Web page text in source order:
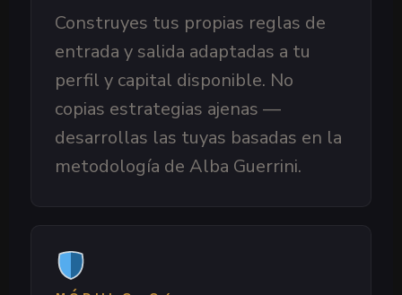
Construyes tus propias reglas de
entrada y salida adaptadas a tu
perfil y capital disponible. No
copias estrategias ajenas —
desarrollas las tuyas basadas en la
metodología de Alba Guerrini.